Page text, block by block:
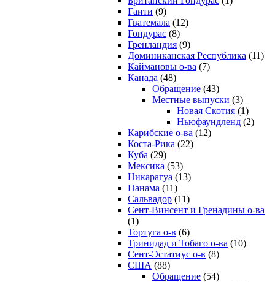
Гаити (9)
Гватемала (12)
Гондурас (8)
Гренландия (9)
Доминиканская Республика (11)
Каймановы о-ва (7)
Канада (48)
Обращение (43)
Местные выпуски (3)
Новая Скотия (1)
Ньюфаундленд (2)
Карибские о-ва (12)
Коста-Рика (22)
Куба (29)
Мексика (53)
Никарагуа (13)
Панама (11)
Сальвадор (11)
Сент-Винсент и Гренадины о-ва
(1)
Тортуга о-в (6)
Тринидад и Тобаго о-ва (10)
Сент-Эстатиус о-в (8)
США (88)
Обращение (54)